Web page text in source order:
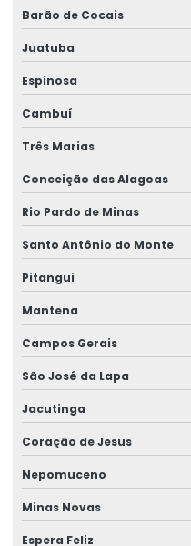
Barão de Cocais
Juatuba
Espinosa
Cambuí
Três Marias
Conceição das Alagoas
Rio Pardo de Minas
Santo Antônio do Monte
Pitangui
Mantena
Campos Gerais
São José da Lapa
Jacutinga
Coração de Jesus
Nepomuceno
Minas Novas
Espera Feliz